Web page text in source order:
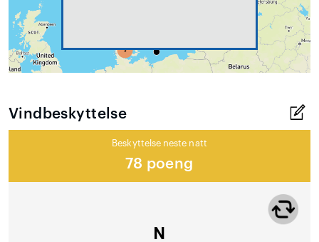
Vindbeskyttelse
Beskyttelse neste natt
78 poeng
N